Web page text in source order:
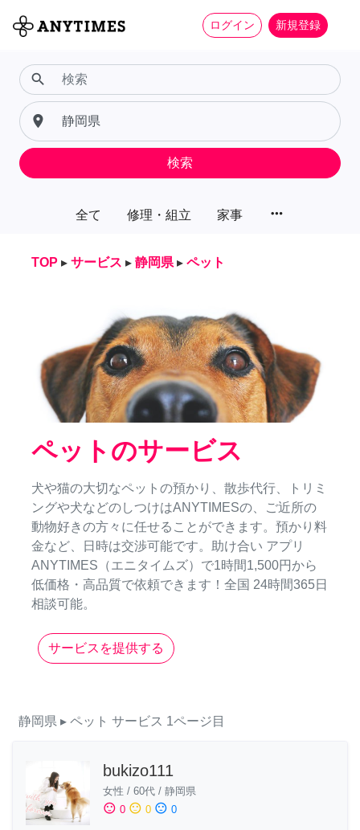
ログイン 新規登録
全て 修理・組立 家事 more_horiz
search
place
検索
TOP ▸ サービス ▸ 静岡県 ▸ ペット
ペットのサービス
犬や猫の大切なペットの預かり、散歩代行、トリミ
ングや犬などのしつけはANYTIMESの、ご近所の
動物好きの方々に任せることができます。預かり料
金など、日時は交渉可能です。助け合い アプリ
ANYTIMES（エニタイムズ）で1時間1,500円から
低価格・高品質で依頼できます！全国 24時間365日
相談可能。
サービスを提供する
静岡県 ▸ ペット サービス 1ページ目
bukizo111
女性 / 60代 / 静岡県
sentiment_satisfied 0 sentiment_neutral 0 sentiment_dissatisfied 0